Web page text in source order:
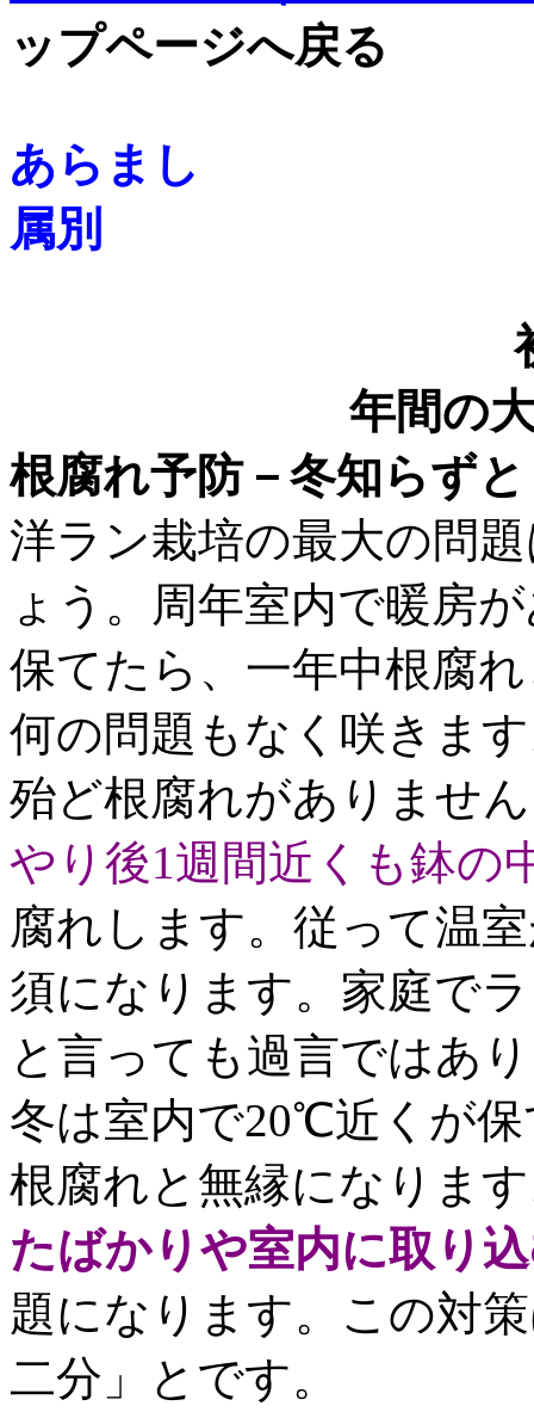
ップページへ戻る
あらまし
属別
年間の
根腐れ予防－冬知らず
洋ラン栽培の最大の問
ょう。周年室内で暖房
保てたら、一年中根腐
何の問題もなく咲きま
殆ど根腐れがありませ
やり後1週間近くも鉢の
腐れします。従って温
須になります。家庭で
と言っても過言ではあ
冬は室内で20℃近くが
根腐れと無縁になりま
たばかりや室内に取り
題になります。この対
二分」とです。